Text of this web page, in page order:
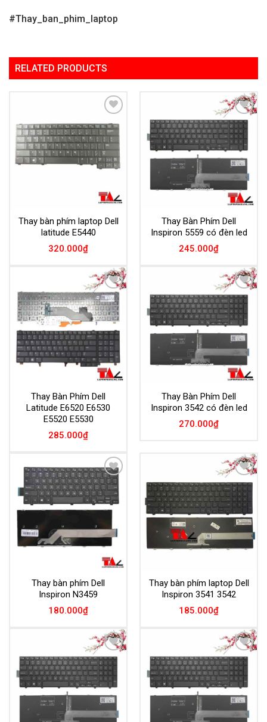
#Thay_ban_phim_laptop
RELATED PRODUCTS
Add to
Wishlist
Thay bàn phím laptop Dell
latitude E5440
320.000₫
Add to
Wishlist
Thay Bàn Phím Dell
Inspiron 5559 có đèn led
245.000₫
Add to
Wishlist
Thay Bàn Phím Dell
Latitude E6520 E6530
E5520 E5530
285.000₫
Add to
Wishlist
Thay Bàn Phím Dell
Inspiron 3542 có đèn led
270.000₫
Add to
Wishlist
Thay bàn phím Dell
Inspiron N3459
180.000₫
Add to
Wishlist
Thay bàn phím laptop Dell
Inspiron 3541 3542
185.000₫
Add to
Wishlist
Add to
Wishlist